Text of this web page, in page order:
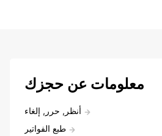
معلومات عن حجزك
أنظر, حرر, إلغاء
طبع الفواتير